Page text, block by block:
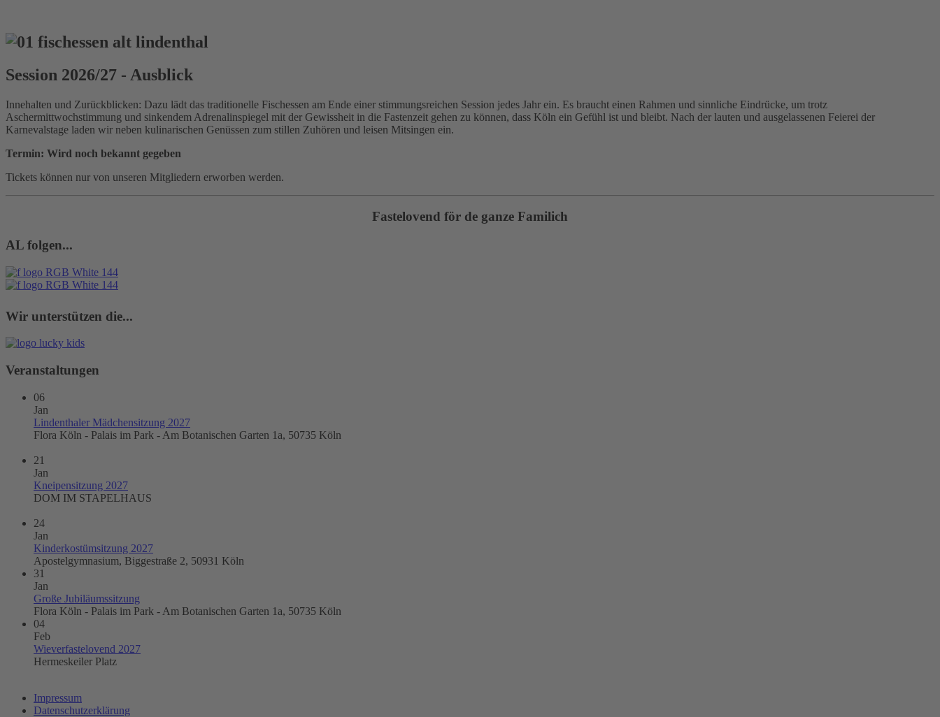
Session 2026/27 - Ausblick
Innehalten und Zurückblicken: Dazu lädt das traditionelle Fischessen am Ende einer stimmungsreichen Session jedes Jahr ein. Es braucht einen Rahmen und sinnliche Eindrücke, um trotz
Aschermittwochstimmung und sinkendem Adrenalinspiegel mit der Gewissheit in die Fastenzeit gehen zu können, dass Köln ein Gefühl ist und bleibt. Nach der lauten und ausgelassenen Feierei der
Karnevalstage laden wir neben kulinarischen Genüssen zum stillen Zuhören und leisen Mitsingen ein.
Termin: Wird noch bekannt gegeben
Tickets können nur von unseren Mitgliedern erworben werden.
Fastelovend för de ganze Familich
AL folgen...
Wir unterstützen die...
Veranstaltungen
06
Jan
Lindenthaler Mädchensitzung 2027
Flora Köln - Palais im Park - Am Botanischen Garten 1a, 50735 Köln
21
Jan
Kneipensitzung 2027
DOM IM STAPELHAUS
24
Jan
Kinderkostümsitzung 2027
Apostelgymnasium, Biggestraße 2, 50931 Köln
31
Jan
Große Jubiläumssitzung
Flora Köln - Palais im Park - Am Botanischen Garten 1a, 50735 Köln
04
Feb
Wieverfastelovend 2027
Hermeskeiler Platz
Impressum
Datenschutzerklärung